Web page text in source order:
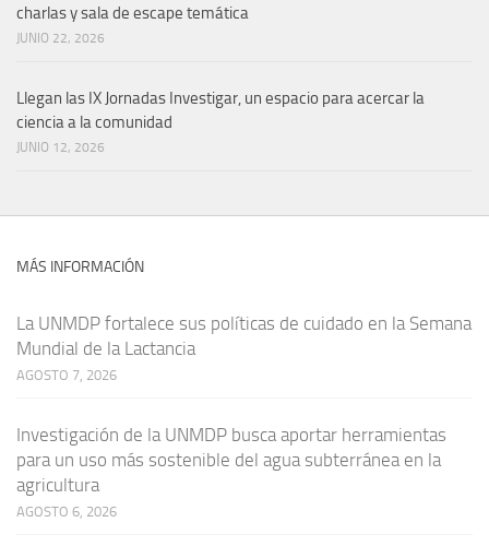
charlas y sala de escape temática
JUNIO 22, 2026
Llegan las IX Jornadas Investigar, un espacio para acercar la
ciencia a la comunidad
JUNIO 12, 2026
MÁS INFORMACIÓN
La UNMDP fortalece sus políticas de cuidado en la Semana
Mundial de la Lactancia
AGOSTO 7, 2026
Investigación de la UNMDP busca aportar herramientas
para un uso más sostenible del agua subterránea en la
agricultura
AGOSTO 6, 2026